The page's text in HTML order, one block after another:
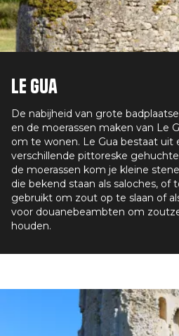
Le Gua
De nabijheid van grote
en de moerassen maken van Le
om te wonen. Le Gua bestaat uit
verschillende pittoreske
de moerassen kom je kleine
die bekend staan als saloches, of
gebruikt om zout op te slaan of
voor douanebeambten om
houden.